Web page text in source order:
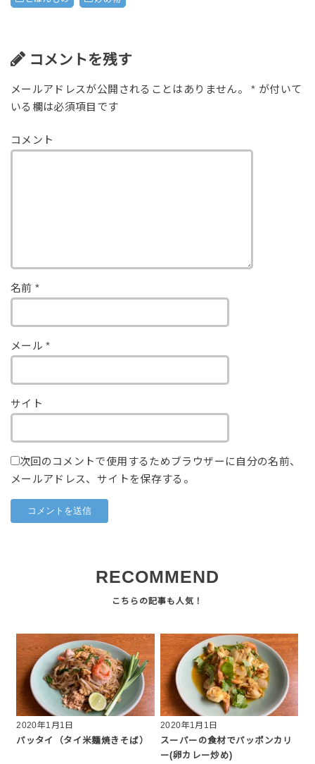
コメントを残す
メールアドレスが公開されることはありません。 * が付いて
いる欄は必須項目です
コメント
名前 *
メール*
サイト
次回のコメントで使用するためブラウザーに自分の名前、
メールアドレス、サイトを保存する。
RECOMMEND
2020年1月1日
パッタイ（タイ米麺焼きそば）
2020年1月1日
スーパーの食材でパッポンカリ
ー(卵カレー炒め)